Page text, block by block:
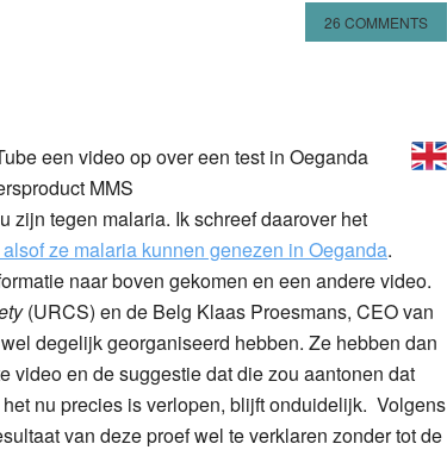
26 COMMENTS
een video op over een test in Oeganda
MMS
zijn tegen malaria. Ik schreef daarover het
ze malaria kunnen genezen in Oeganda.
naar boven gekomen en een andere video.
(URCS) en de Belg Klaas Proesmans, CEO van
degelijk georganiseerd hebben. Ze hebben dan
video en de suggestie dat die zou aantonen dat
nu precies is verlopen, blijft onduidelijk. Volgens
van deze proef wel te verklaren zonder tot de